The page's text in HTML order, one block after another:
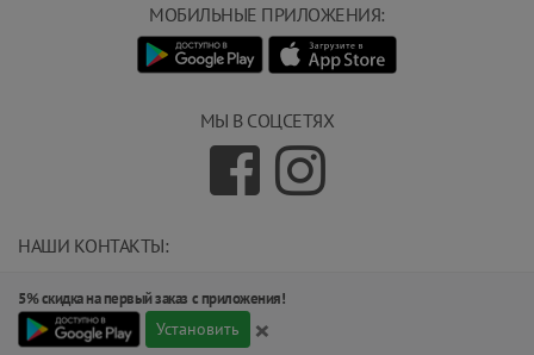
МЫ В СОЦСЕТЯХ
НАШИ КОНТАКТЫ:
(+992) 551 555 551
734000, г.Душанбе, ул.Карамова 205.
МОБИЛЬНЫЕ ПРИЛОЖЕНИЯ:
5% скидка на первый заказ с приложения!
Установить ×